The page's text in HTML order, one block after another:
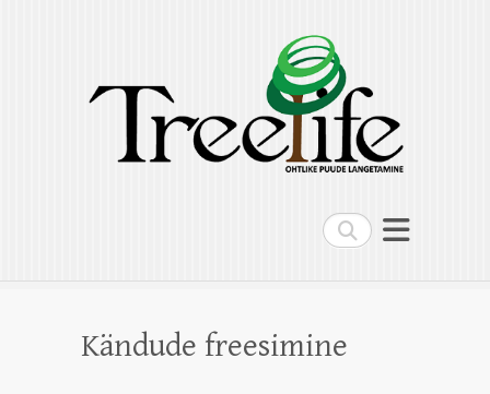
Search
Treelife OÜ
Ohtlike puude langetamine, puude
hoolduslõikus, kändude freesimine,
Kändude freesimine